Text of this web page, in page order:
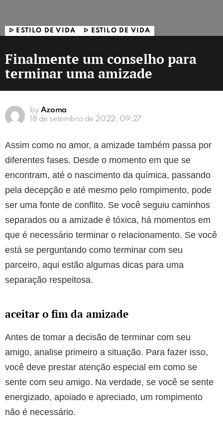
ᐅ ESTILO DE VIDA ᐅ ESTILO DE VIDA
Finalmente um conselho para
terminar uma amizade
by Azoma
18 de setembro de 2022, 09:27
Assim como no amor, a amizade também passa por
diferentes fases. Desde o momento em que se
encontram, até o nascimento da química, passando
pela decepção e até mesmo pelo rompimento, pode
ser uma fonte de conflito. Se você seguiu caminhos
separados ou a amizade é tóxica, há momentos em
que é necessário terminar o relacionamento. Se você
está se perguntando como terminar com seu
parceiro, aqui estão algumas dicas para uma
separação respeitosa.
aceitar o fim da amizade
Antes de tomar a decisão de terminar com seu
amigo, analise primeiro a situação. Para fazer isso,
você deve prestar atenção especial em como se
sente com seu amigo. Na verdade, se você se sente
energizado, apoiado e apreciado, um rompimento
não é necessário.